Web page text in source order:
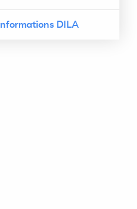
Informations DILA